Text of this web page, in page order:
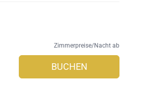
Zimmerpreise/Nacht ab
BUCHEN